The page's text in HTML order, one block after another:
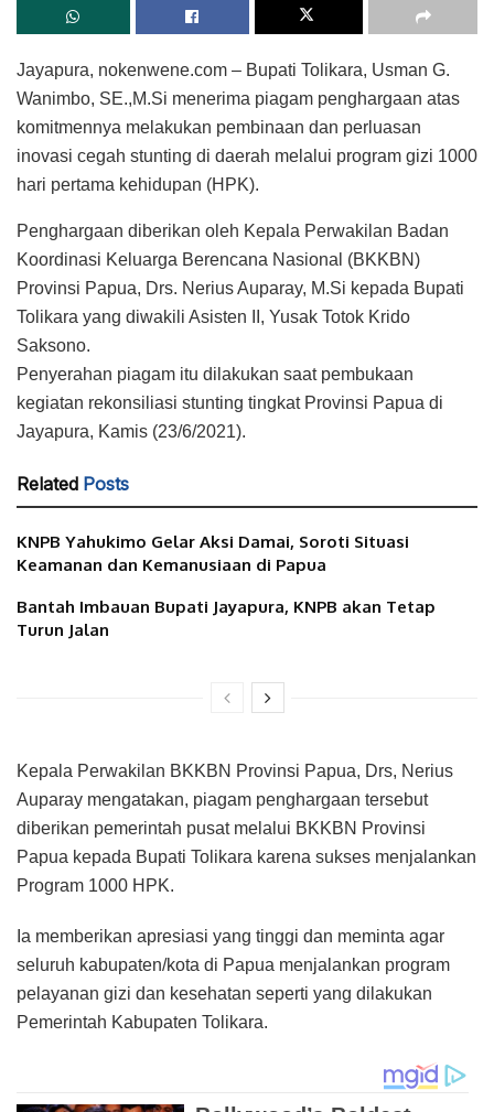
Jayapura, nokenwene.com – Bupati Tolikara, Usman G.
Wanimbo, SE.,M.Si menerima piagam penghargaan atas
komitmennya melakukan pembinaan dan perluasan
inovasi cegah stunting di daerah melalui program gizi 1000
hari pertama kehidupan (HPK).
Penghargaan diberikan oleh Kepala Perwakilan Badan
Koordinasi Keluarga Berencana Nasional (BKKBN)
Provinsi Papua, Drs. Nerius Auparay, M.Si kepada Bupati
Tolikara yang diwakili Asisten II, Yusak Totok Krido
Saksono.
Penyerahan piagam itu dilakukan saat pembukaan
kegiatan rekonsiliasi stunting tingkat Provinsi Papua di
Jayapura, Kamis (23/6/2021).
Related Posts
KNPB Yahukimo Gelar Aksi Damai, Soroti Situasi
Keamanan dan Kemanusiaan di Papua
Bantah Imbauan Bupati Jayapura, KNPB akan Tetap
Turun Jalan
Kepala Perwakilan BKKBN Provinsi Papua, Drs, Nerius
Auparay mengatakan, piagam penghargaan tersebut
diberikan pemerintah pusat melalui BKKBN Provinsi
Papua kepada Bupati Tolikara karena sukses menjalankan
Program 1000 HPK.
Ia memberikan apresiasi yang tinggi dan meminta agar
seluruh kabupaten/kota di Papua menjalankan program
pelayanan gizi dan kesehatan seperti yang dilakukan
Pemerintah Kabupaten Tolikara.